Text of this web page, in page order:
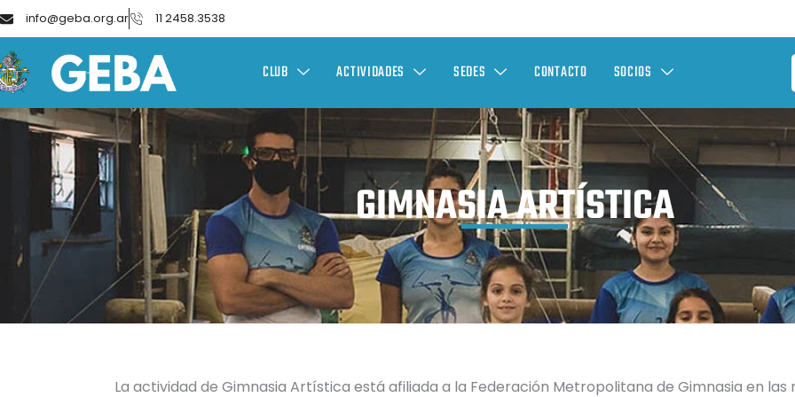
info@geba.org.ar 11 2458.3538
CLUB ACTIVIDADES SEDES CONTACTO SOCIOS
GIMNASIA ARTÍSTICA
La actividad de Gimnasia Artística está afiliada a la Federación Metropolitana de Gimnasia en